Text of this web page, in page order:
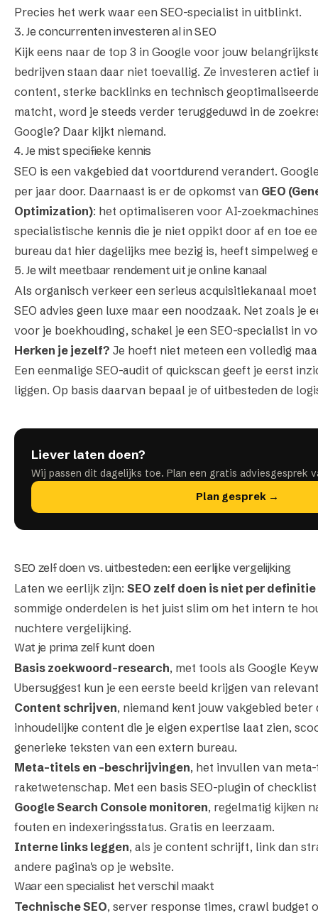
Precies het werk waar een SEO-specialist in uitblinkt.
3. Je concurrenten investeren al in SEO
Kijk eens naar de top 3 in Google voor jouw
bedrijven staan daar niet toevallig. Ze investeren actief
content, sterke backlinks en technisch
matcht, word je steeds verder teruggeduwd in de
Google? Daar kijkt niemand.
4. Je mist specifieke kennis
SEO is een vakgebied dat voortdurend verandert.
per jaar door. Daarnaast is er de opkomst van GEO
Optimization): het optimaliseren voor AI-
specialistische kennis die je niet oppikt door af en toe
bureau dat hier dagelijks mee bezig is, heeft simpelweg
5. Je wilt meetbaar rendement uit je online kanaal
Als organisch verkeer een serieus acquisitiekanaal
SEO advies geen luxe maar een noodzaak. Net zoals je
voor je boekhouding, schakel je een SEO-specialist in
Herken je jezelf? Je hoeft niet meteen een volledig
Een eenmalige SEO-audit of quickscan geeft je eerst
liggen. Op basis daarvan bepaal je of uitbesteden de
Liever laten doen?
Wij passen dit dagelijks toe. Plan een gratis adviesgesprek
Plan gesprek →
SEO zelf doen vs. uitbesteden: een eerlijke vergelijking
Laten we eerlijk zijn: SEO zelf doen is niet per
sommige onderdelen is het juist slim om het intern te
nuchtere vergelijking.
Wat je prima zelf kunt doen
Basis zoekwoord-research, met tools als Google
Ubersuggest kun je een eerste beeld krijgen van
Content schrijven, niemand kent jouw vakgebied
inhoudelijke content die je eigen expertise laat zien,
generieke teksten van een extern bureau.
Meta-titels en -beschrijvingen, het invullen van
raketwetenschap. Met een basis SEO-plugin of
Google Search Console monitoren, regelmatig kijken
fouten en indexeringsstatus. Gratis en leerzaam.
Interne links leggen, als je content schrijft, link dan
andere pagina's op je website.
Waar een specialist het verschil maakt
Technische SEO, server response times, crawl budget